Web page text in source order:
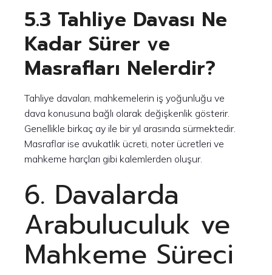
5.3 Tahliye Davası Ne
Kadar Sürer ve
Masrafları Nelerdir?
Tahliye davaları, mahkemelerin iş yoğunluğu ve
dava konusuna bağlı olarak değişkenlik gösterir.
Genellikle birkaç ay ile bir yıl arasında sürmektedir.
Masraflar ise avukatlık ücreti, noter ücretleri ve
mahkeme harçları gibi kalemlerden oluşur.
6. Davalarda
Arabuluculuk ve
Mahkeme Süreci